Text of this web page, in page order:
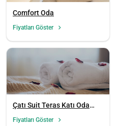
Comfort Oda
Fiyatları Göster
Çatı Suit Teras Katı Oda
Fiyatları Göster